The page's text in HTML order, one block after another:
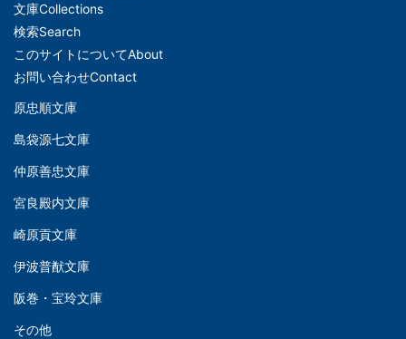
メ
イ
ン
ナ
ビ
ー
シ
ョ
ン
ッ
文庫Collections
検索Search
このサイトについてAbout
お問い合わせContact
文
(Left)
原忠順文庫
島袋源七文庫
仲原善忠文庫
文
(Middle)
宮良殿内文庫
崎原貢文庫
伊波普猷文庫
文
阪巻・宝玲文庫
その他